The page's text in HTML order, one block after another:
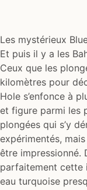
Les mystérieux
Et puis il y a les
Ceux que les
kilomètres pour
Hole s’enfonce à
et figure parmi les
plongées qui s’y
expérimentés,
être impressionné.
parfaitement cette
eau turquoise